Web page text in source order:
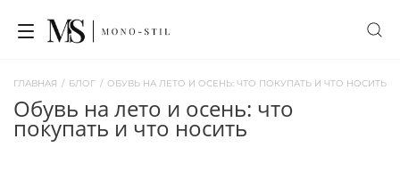
ГЛАВНАЯ / БЛОГ / ОБУВЬ НА ЛЕТО И ОСЕНЬ: ЧТО ПОКУПАТЬ И ЧТО НОСИТЬ
обувь на лето и осень: что
покупать и что носить